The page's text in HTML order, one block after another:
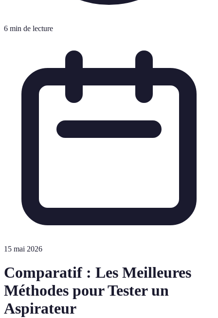
6 min de lecture
15 mai 2026
Comparatif : Les Meilleures
Méthodes pour Tester un
Aspirateur